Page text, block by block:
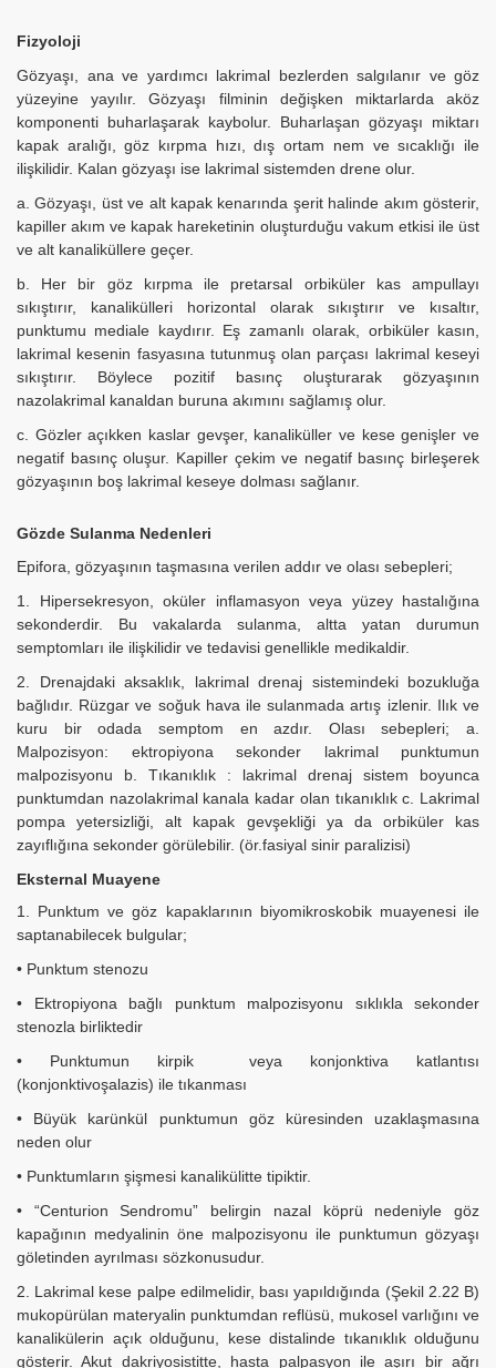
Fizyoloji
Gözyaşı, ana ve yardımcı lakrimal bezlerden salgılanır ve göz
yüzeyine yayılır. Gözyaşı filminin değişken miktarlarda aköz
komponenti buharlaşarak kaybolur. Buharlaşan gözyaşı miktarı
kapak aralığı, göz kırpma hızı, dış ortam nem ve sıcaklığı ile
ilişkilidir. Kalan gözyaşı ise lakrimal sistemden drene olur.
a. Gözyaşı, üst ve alt kapak kenarında şerit halinde akım gösterir,
kapiller akım ve kapak hareketinin oluşturduğu vakum etkisi ile üst
ve alt kanaliküllere geçer.
b. Her bir göz kırpma ile pretarsal orbiküler kas ampullayı
sıkıştırır, kanalikülleri horizontal olarak sıkıştırır ve kısaltır,
punktumu mediale kaydırır. Eş zamanlı olarak, orbiküler kasın,
lakrimal kesenin fasyasına tutunmuş olan parçası lakrimal keseyi
sıkıştırır. Böylece pozitif basınç oluşturarak gözyaşının
nazolakrimal kanaldan buruna akımını sağlamış olur.
c. Gözler açıkken kaslar gevşer, kanaliküller ve kese genişler ve
negatif basınç oluşur. Kapiller çekim ve negatif basınç birleşerek
gözyaşının boş lakrimal keseye dolması sağlanır.
Gözde Sulanma Nedenleri
Epifora, gözyaşının taşmasına verilen addır ve olası sebepleri;
1. Hipersekresyon, oküler inflamasyon veya yüzey hastalığına
sekonderdir. Bu vakalarda sulanma, altta yatan durumun
semptomları ile ilişkilidir ve tedavisi genellikle medikaldir.
2. Drenajdaki aksaklık, lakrimal drenaj sistemindeki bozukluğa
bağlıdır. Rüzgar ve soğuk hava ile sulanmada artış izlenir. Ilık ve
kuru bir odada semptom en azdır. Olası sebepleri; a.
Malpozisyon: ektropiyona sekonder lakrimal punktumun
malpozisyonu b. Tıkanıklık : lakrimal drenaj sistem boyunca
punktumdan nazolakrimal kanala kadar olan tıkanıklık c. Lakrimal
pompa yetersizliği, alt kapak gevşekliği ya da orbiküler kas
zayıflığına sekonder görülebilir. (ör.fasiyal sinir paralizisi)
Eksternal Muayene
1. Punktum ve göz kapaklarının biyomikroskobik muayenesi ile
saptanabilecek bulgular;
• Punktum stenozu
• Ektropiyona bağlı punktum malpozisyonu sıklıkla sekonder
stenozla birliktedir
• Punktumun kirpik veya konjonktiva katlantısı
(konjonktivoşalazis) ile tıkanması
• Büyük karünkül punktumun göz küresinden uzaklaşmasına
neden olur
• Punktumların şişmesi kanalikülitte tipiktir.
• “Centurion Sendromu” belirgin nazal köprü nedeniyle göz
kapağının medyalinin öne malpozisyonu ile punktumun gözyaşı
göletinden ayrılması sözkonusudur.
2. Lakrimal kese palpe edilmelidir, bası yapıldığında (Şekil 2.22 B)
mukopürülan materyalin punktumdan reflüsü, mukosel varlığını ve
kanalikülerin açık olduğunu, kese distalinde tıkanıklık olduğunu
gösterir. Akut dakriyosistitte, hasta palpasyon ile aşırı bir ağrı